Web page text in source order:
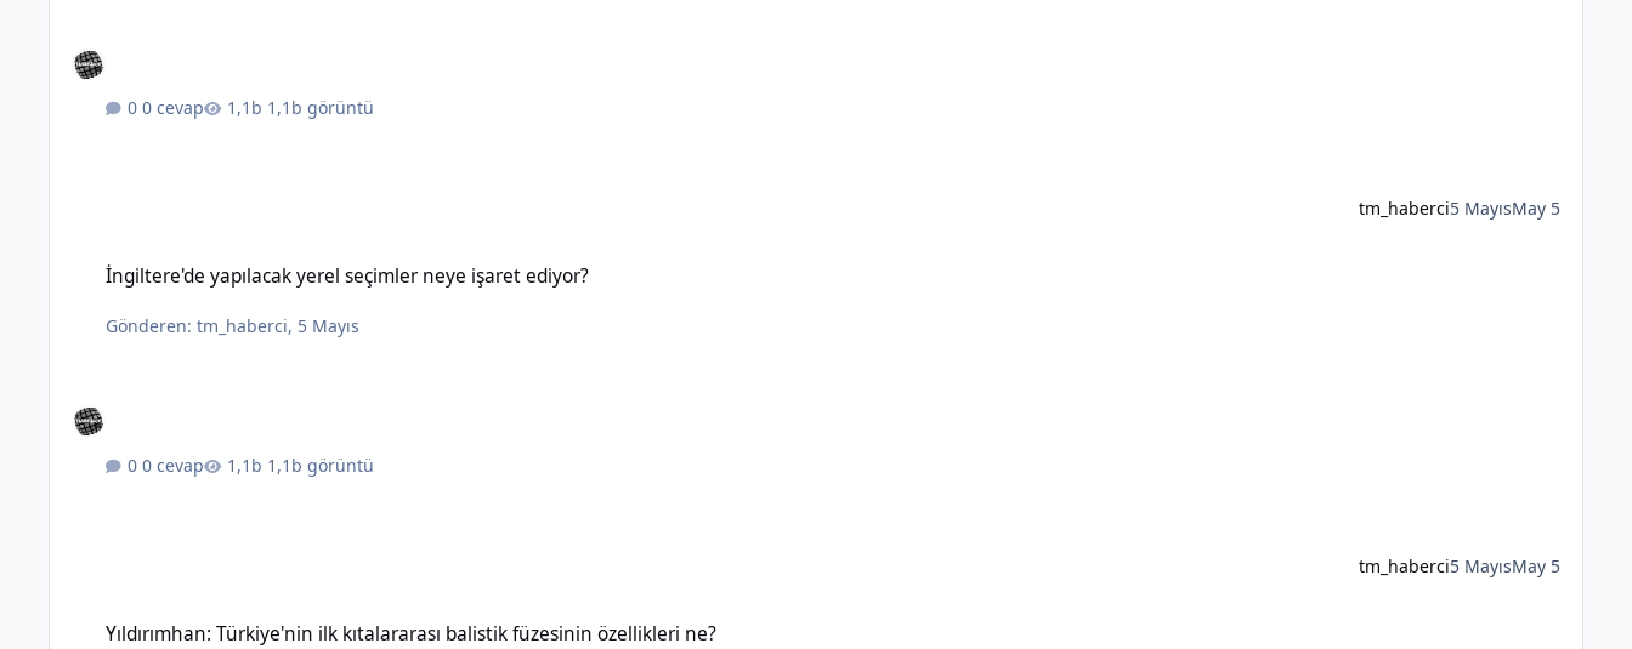
0 cevap 1,1b görüntü
tm_haberci5 MayısMay 5
İngiltere'de yapılacak yerel seçimler neye işaret ediyor?
Gönderen:tm_haberci, 5 Mayıs
0 cevap 1,1b görüntü
tm_haberci5 MayısMay 5
Yıldırımhan: Türkiye'nin ilk kıtalararası balistik füzesinin özellikleri ne?